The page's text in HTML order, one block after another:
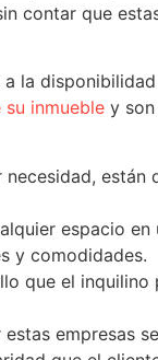
contar que
la
inmueble y
espacio
y comodidades.
que el inquilino
empresas